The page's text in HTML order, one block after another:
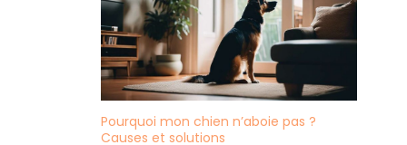
Pourquoi mon chien n’aboie pas ?
Causes et solutions